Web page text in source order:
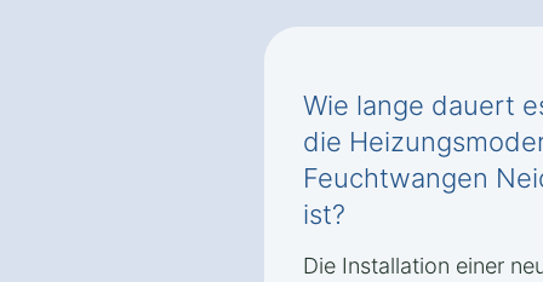
Wie lange dauert
die
Feuchtwangen
ist?
Die Installation einer